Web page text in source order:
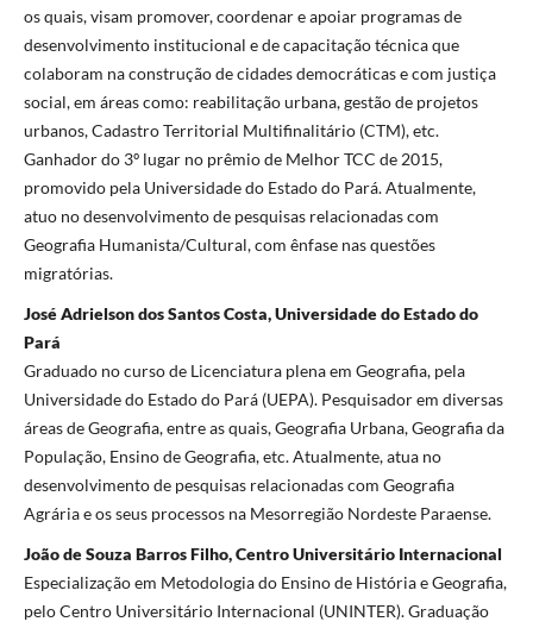
os quais, visam promover, coordenar e apoiar programas de
desenvolvimento institucional e de capacitação técnica que
colaboram na construção de cidades democráticas e com justiça
social, em áreas como: reabilitação urbana, gestão de projetos
urbanos, Cadastro Territorial Multifinalitário (CTM), etc.
Ganhador do 3º lugar no prêmio de Melhor TCC de 2015,
promovido pela Universidade do Estado do Pará. Atualmente,
atuo no desenvolvimento de pesquisas relacionadas com
Geografia Humanista/Cultural, com ênfase nas questões
migratórias.
José Adrielson dos Santos Costa, Universidade do Estado do
Pará
Graduado no curso de Licenciatura plena em Geografia, pela
Universidade do Estado do Pará (UEPA). Pesquisador em diversas
áreas de Geografia, entre as quais, Geografia Urbana, Geografia da
População, Ensino de Geografia, etc. Atualmente, atua no
desenvolvimento de pesquisas relacionadas com Geografia
Agrária e os seus processos na Mesorregião Nordeste Paraense.
João de Souza Barros Filho, Centro Universitário Internacional
Especialização em Metodologia do Ensino de História e Geografia,
pelo Centro Universitário Internacional (UNINTER). Graduação